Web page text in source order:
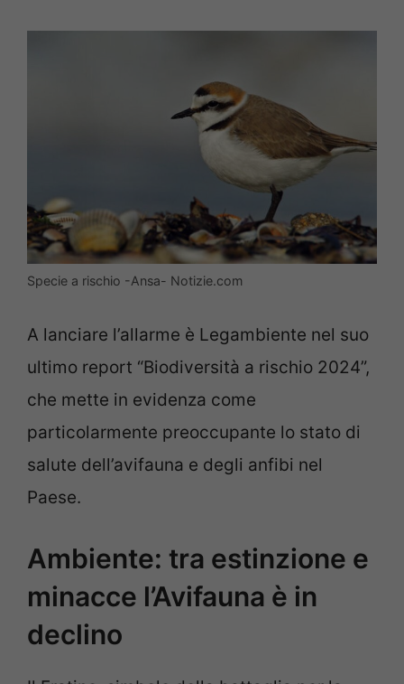
Specie a rischio -Ansa- Notizie.com
A lanciare l’allarme è Legambiente nel suo
ultimo report “Biodiversità a rischio 2024”,
che mette in evidenza come
particolarmente preoccupante lo stato di
salute dell’avifauna e degli anfibi nel
Paese.
Ambiente: tra estinzione e
minacce l’Avifauna è in
declino